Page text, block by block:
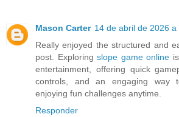
Mason Carter 14 de abril de 2026 a
Really enjoyed the structured and
post. Exploring slope game online
entertainment, offering quick
controls, and an engaging way
enjoying fun challenges anytime.
Responder